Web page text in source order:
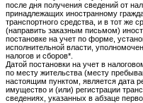
после дня получения сведений от
принадлежащих иностранному
транспортного средства, и в тот же
(направить заказным письмом)
постановке на учет по форме,
исполнительной власти,
налогов и сборов*.
Датой постановки на учет в
по месту жительства (месту
настоящим пунктом, является дата
имущество и (или) регистрации
сведениях, указанных в абзаце